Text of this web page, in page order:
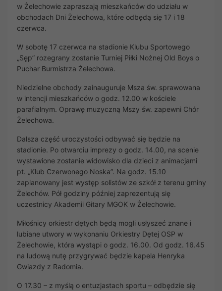
w Żelechowie zapraszają mieszkańców do udziału w
obchodach Dni Żelechowa, które odbędą się 17 i 18
czerwca.
W sobotę 17 czerwca na stadionie Klubu Sportowego
„Sęp” rozegrany zostanie Turniej Piłki Nożnej Old Boys o
Puchar Burmistrza Żelechowa.
Niedzielne obchody zainauguruje Msza św. sprawowana
w intencji mieszkańców o godz. 12.00 w kościele
parafialnym. Oprawę muzyczną Mszy św. zapewni Chór
Żelechowa.
Dalsza część uroczystości odbywać się będzie na
stadionie. Po otwarciu imprezy o godz. 14.00, na scenie
wystawione zostanie widowisko dla dzieci z animacjami
pt. „Klub Czerwonego Noska”. Na godz. 15.10
zaplanowany jest występ solistów ze szkół z terenu gminy
Żelechów. Pół godziny później zaprezentują się
uczestnicy Akademii Gitary MGOK w Żelechowie.
Miłośnicy orkiestr dętych będą mogli usłyszeć znane i
lubiane utwory w wykonaniu Orkiestry Dętej OSP w
Żelechowie, która wystąpi o godz. 16.00. Od godz. 16.45
na ludową nutę przygrywać będzie kapela Henryka
Gwiazdy z Radomia.
O 17.30 – z myślą o entuzjastach sportu – odbędzie się